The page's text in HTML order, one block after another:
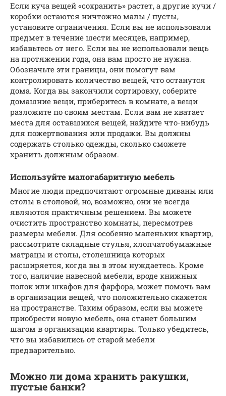
Если куча вещей «сохранить» растет, а другие кучи /
коробки остаются ничтожно малы / пусты,
установите ограничения. Если вы не использовали
предмет в течение шести месяцев, например,
избавьтесь от него. Если вы не использовали вещь
на протяжении года, она вам просто не нужна.
Обозначьте эти границы, они помогут вам
контролировать количество вещей, что останутся
дома. Когда вы закончили сортировку, соберите
домашние вещи, приберитесь в комнате, а вещи
разложите по своим местам. Если вам не хватает
места для оставшихся вещей, найдите что-нибудь
для пожертвования или продажи. Вы должны
содержать столько одежды, сколько сможете
хранить должным образом.
Используйте малогабаритную мебель
Многие люди предпочитают огромные диваны или
столы в столовой, но, возможно, они не всегда
являются практичным решением. Вы можете
очистить пространство комнаты, пересмотрев
размеры мебели. Для особенно маленьких квартир,
рассмотрите складные стулья, хлопчатобумажные
матрацы и столы, столешница которых
расширяется, когда вы в этом нуждаетесь. Кроме
того, наличие навесной мебели, вроде книжных
полок или шкафов для фарфора, может помочь вам
в организации вещей, что положительно скажется
на пространстве. Таким образом, если вы можете
приобрести новую мебель, она станет большим
шагом в организации квартиры. Только убедитесь,
что вы избавились от старой мебели
предварительно.
Можно ли дома хранить ракушки,
пустые банки?